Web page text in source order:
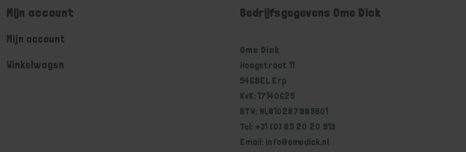
Mijn account
Mijn account
Winkelwagen
Bedrijfsgegevens Ome Dick
Ome Dick
Hoogstraat 11
5469EL Erp
KvK: 17140625
BTW: NL810287985B01
Tel: +31 (0) 85 20 20 913
Email: info@omedick.nl